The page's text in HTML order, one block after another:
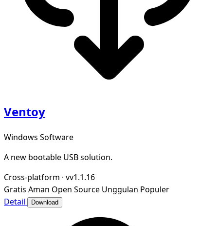
Ventoy
Windows Software
A new bootable USB solution.
Cross-platform · vv1.1.16
Gratis Aman Open Source Unggulan Populer
Detail
Download